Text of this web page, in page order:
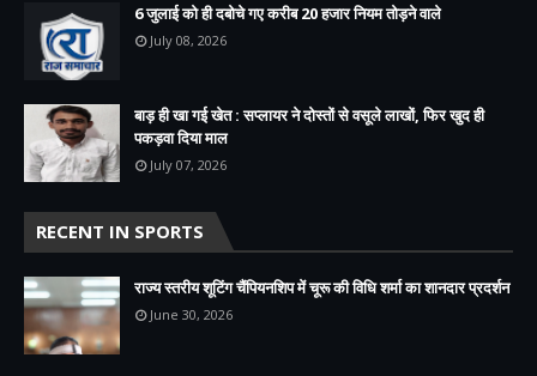
6 जुलाई को ही दबोचे गए करीब 20 हजार नियम तोड़ने वाले
July 08, 2026
बाड़ ही खा गई खेत : सप्लायर ने दोस्तों से वसूले लाखों, फिर खुद ही
पकड़वा दिया माल
July 07, 2026
RECENT IN SPORTS
राज्य स्तरीय शूटिंग चैंपियनशिप में चूरू की विधि शर्मा का शानदार प्रदर्शन
June 30, 2026